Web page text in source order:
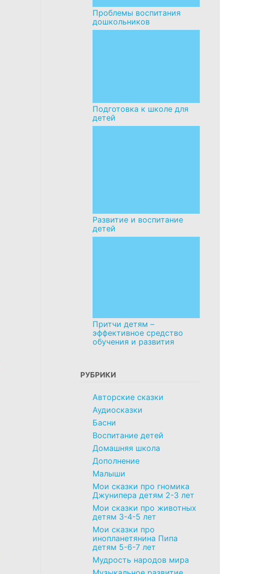
Проблемы воспитания
дошкольников
Подготовка к школе для
детей
Развитие и воспитание
детей
Притчи детям –
эффективное средство
обучения и развития
РУБРИКИ
Авторские сказки
Аудиосказки
Басни
Воспитание детей
Домашняя школа
Дополнение
Малыши
Мои сказки про гномика
Джунипера детям 2-3 лет
Мои сказки про животных
детям 3-4-5 лет
Мои сказки про
инопланетянина Пипа
детям 5-6-7 лет
Мудрость народов мира